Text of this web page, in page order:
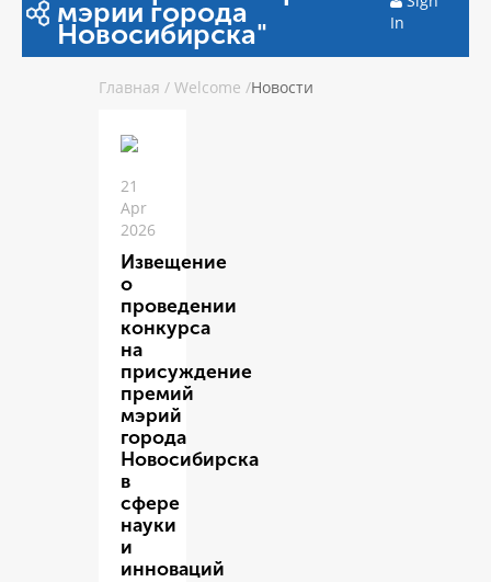
мэрии города
Новосибирска"
In
Главная / Welcome /Новости
21
Apr
2026
Извещение
о
проведении
конкурса
на
присуждение
премий
мэрий
города
Новосибирска
в
сфере
науки
и
инноваций